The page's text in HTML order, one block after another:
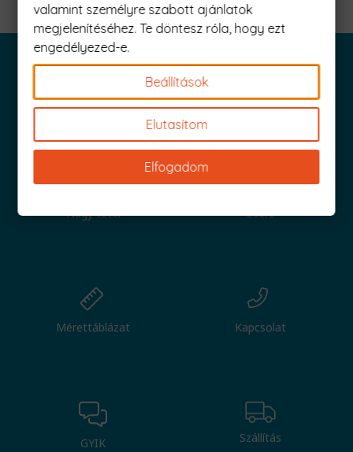
Iratkozz fel és küldjük is az 1000 Ft értékű kuponod!
Nagy tétel Csere
Mérettáblázat Kapcsolat
GYIK Szállítás
valamint személyre szabott ajánlatok
megjelenítéséhez. Te döntesz róla, hogy ezt
engedélyezed-e.
Beállítások
Elutasítom
Elfogadom